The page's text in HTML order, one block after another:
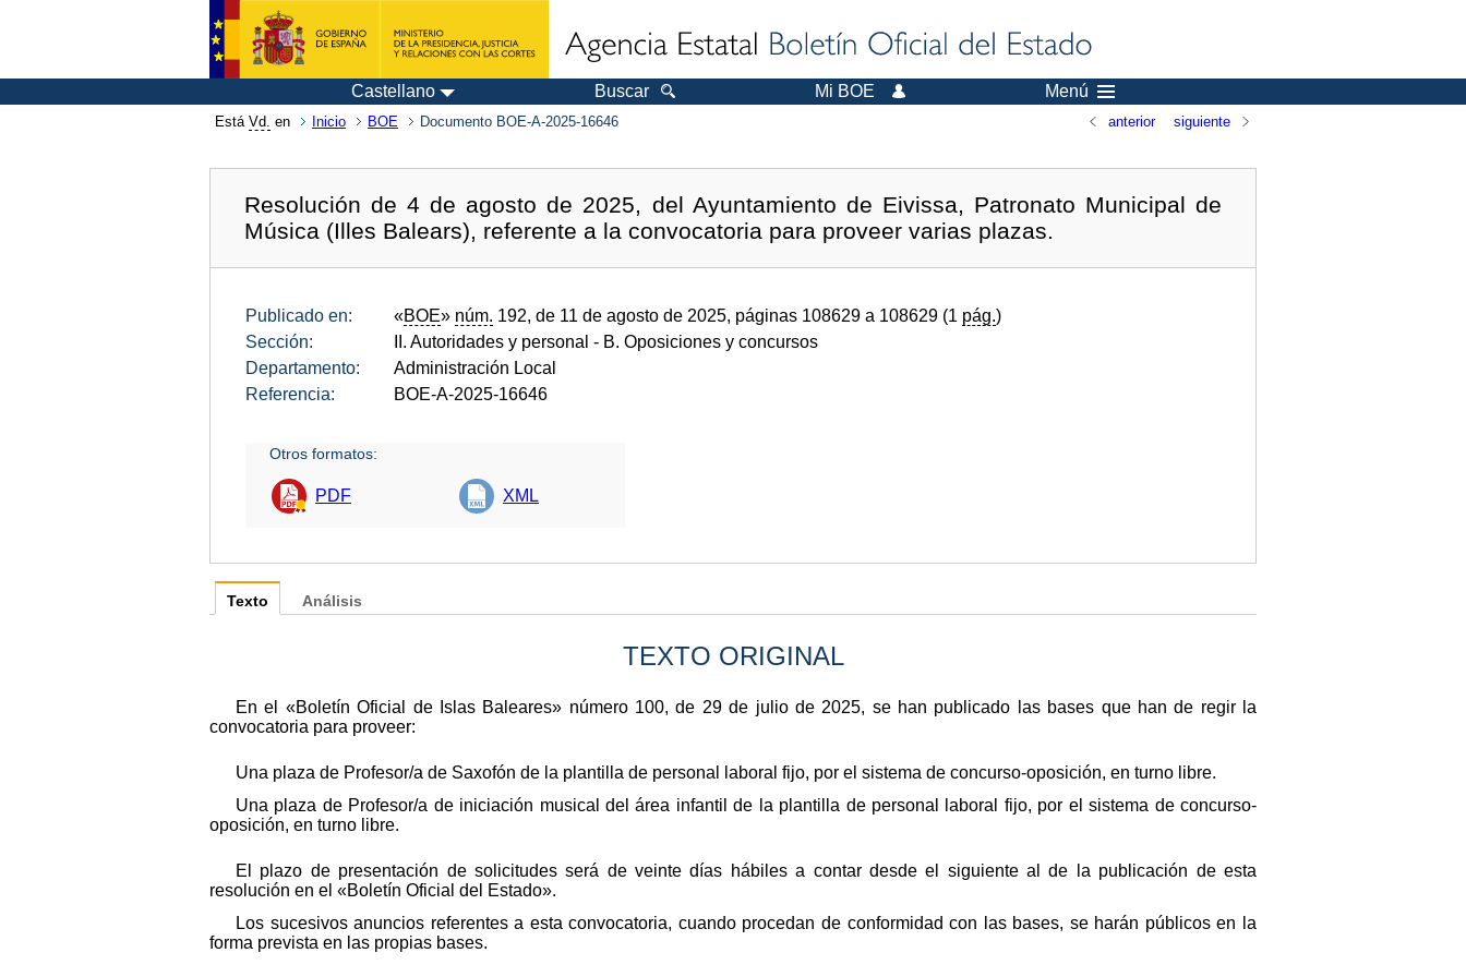
Castellano Buscar Mi BOE Menú
Está Vd. en Inicio BOE Documento BOE-A-2025-16646 anterior siguiente
Resolución de 4 de agosto de 2025, del Ayuntamiento de Eivissa, Patronato Municipal de
Música (Illes Balears), referente a la convocatoria para proveer varias plazas.
Publicado en: «BOE» núm. 192, de 11 de agosto de 2025, páginas 108629 a 108629 (1 pág.)
Sección:
II. Autoridades y personal - B. Oposiciones y concursos
Departamento:
Administración Local
Referencia:
BOE-A-2025-16646
Otros formatos:
PDF XML
Texto
TEXTO ORIGINAL
En el «Boletín Oficial de Islas Baleares» número 100, de 29 de julio de 2025, se han publicado las bases que han de regir la
convocatoria para proveer:
Una plaza de Profesor/a de Saxofón de la plantilla de personal laboral fijo, por el sistema de concurso-oposición, en turno libre.
Una plaza de Profesor/a de iniciación musical del área infantil de la plantilla de personal laboral fijo, por el sistema de concurso-
oposición, en turno libre.
El plazo de presentación de solicitudes será de veinte días hábiles a contar desde el siguiente al de la publicación de esta
resolución en el «Boletín Oficial del Estado».
Los sucesivos anuncios referentes a esta convocatoria, cuando procedan de conformidad con las bases, se harán públicos en la
forma prevista en las propias bases.
Análisis